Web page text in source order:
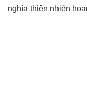
nghía thiên nhiên